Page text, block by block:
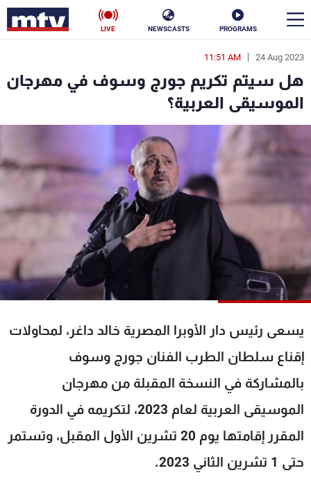
PROGRAMS
NEWSCASTS
LIVE
24 Aug 2023
11:51 AM
هل سيتم تكريم جورج وسوف في مهرجان
الموسيقى العربية؟
يسعى رئيس دار الأوبرا المصرية خالد داغر، لمحاولات
إقناع سلطان الطرب الفنان جورج وسوف
بالمشاركة في النسخة المقبلة من مهرجان
الموسيقى العربية لعام 2023، لتكريمه في الدورة
المقرر إقامتها يوم 20 تشرين الأول المقبل، وتستمر
حتى 1 تشرين الثاني 2023.
en
الأخبار
سياسة ناس
إقتصاد فن
رياضة
البرامج
جدول البرامج
شاهد البرامج
عن MTV
الإنـتـاج
لاعلاناتكم
وظائف
تواصل معنا
شروط الإسـتخدام
سياسة الخصوصية